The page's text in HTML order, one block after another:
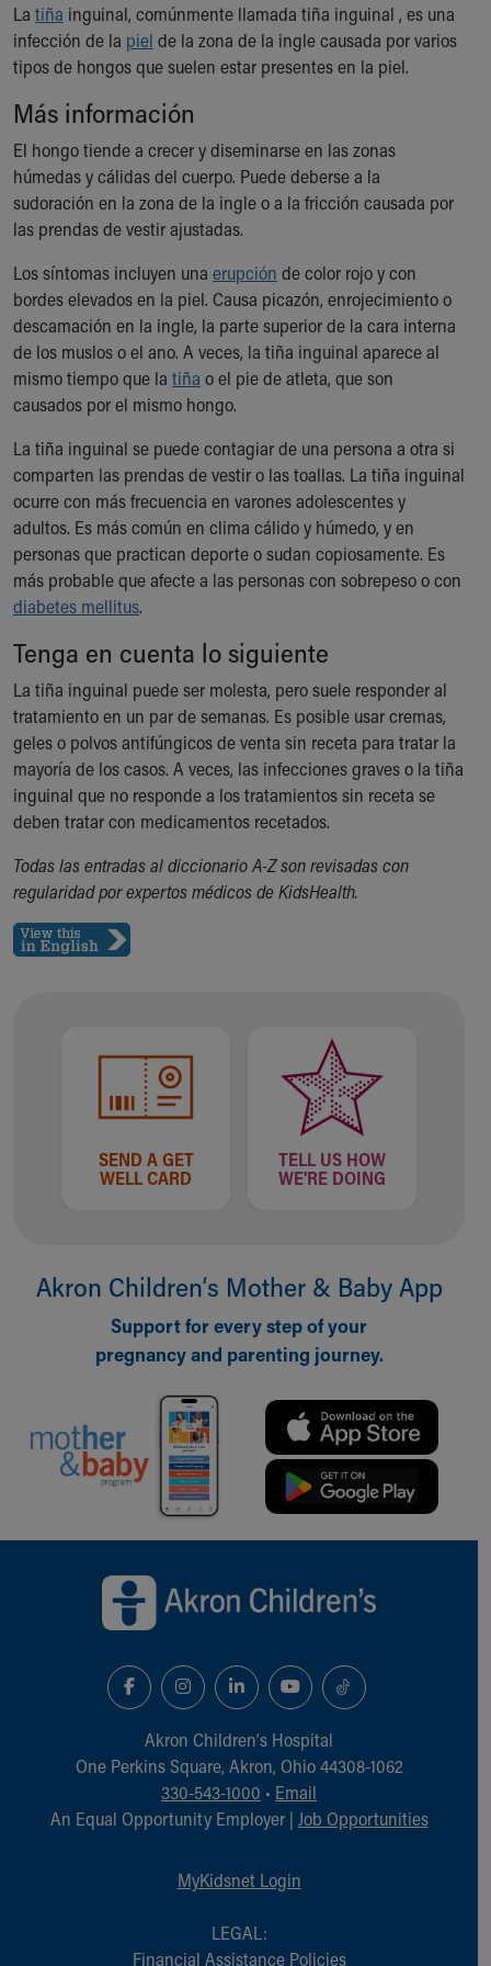
Ronald McDonald House Care Mobile
Health Centers
Symptom Checker
Price Estimates
Family Supports
Sports Health Services Provider for Akron Zips
New Parents
Find a Pediatrics Location
MyChart
Make an Appointment
Breastfeeding Medicine
Child Passenger Safety
Safe Sleep for Babies
Safe Sleep
Who We Are
Building a Brighter Future
Our Mission, Vision, Promise
Calendar of Events
Community Mission
Connect With Us
Our Culture of Caring
Newsroom
Our Leadership
Quality and Patient Safety
Unity and Engagement
Women's Board
Our History
More childhood, please.™
Cincinnati Children's
Your Visit
MyChart Telehealth Visits
Directions
Doggie Brigade
During Your Visit
Department of Public Safety
Health Info
Healthy Info, Healthy Kids
Educational Resources
Injury Prevention
Medical Records
Symptom Checker
La tiña inguinal, comúnmente llamada tiña inguinal , es una
infección de la piel de la zona de la ingle causada por varios
tipos de hongos que suelen estar presentes en la piel.
Más información
El hongo tiende a crecer y diseminarse en las zonas
húmedas y cálidas del cuerpo. Puede deberse a la
sudoración en la zona de la ingle o a la fricción causada por
las prendas de vestir ajustadas.
Los síntomas incluyen una erupción de color rojo y con
bordes elevados en la piel. Causa picazón, enrojecimiento o
descamación en la ingle, la parte superior de la cara interna
de los muslos o el ano. A veces, la tiña inguinal aparece al
mismo tiempo que la tiña o el pie de atleta, que son
causados por el mismo hongo.
La tiña inguinal se puede contagiar de una persona a otra si
comparten las prendas de vestir o las toallas. La tiña inguinal
ocurre con más frecuencia en varones adolescentes y
adultos. Es más común en clima cálido y húmedo, y en
personas que practican deporte o sudan copiosamente. Es
más probable que afecte a las personas con sobrepeso o con
diabetes mellitus.
Tenga en cuenta lo siguiente
La tiña inguinal puede ser molesta, pero suele responder al
tratamiento en un par de semanas. Es posible usar cremas,
geles o polvos antifúngicos de venta sin receta para tratar la
mayoría de los casos. A veces, las infecciones graves o la tiña
inguinal que no responde a los tratamientos sin receta se
deben tratar con medicamentos recetados.
Todas las entradas al diccionario A-Z son revisadas con
regularidad por expertos médicos de KidsHealth.
SEND A GET
WELL CARD
TELL US HOW
WE'RE DOING
Akron Children‘s Mother & Baby App
Support for every step of your
pregnancy and parenting journey.
Akron Children‘s Hospital
One Perkins Square, Akron, Ohio 44308-1062
330-543-1000 • Email
An Equal Opportunity Employer | Job Opportunities
MyKidsnet Login
LEGAL:
Financial Assistance Policies